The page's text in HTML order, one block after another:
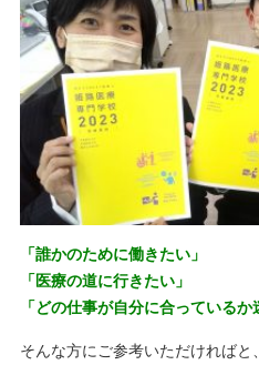
「誰かのために働きたい」
「医療の道に行きたい」
「どの仕事が自分に合っているか
そんな方にご参考いただければと